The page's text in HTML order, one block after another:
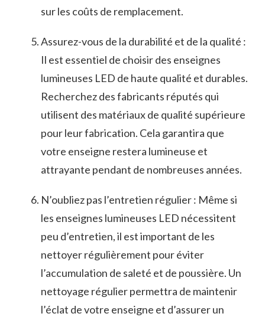
sur les coûts de remplacement.
Assurez-vous de la durabilité et de la​ qualité :
Il ⁣est essentiel de choisir des ‍enseignes
lumineuses LED de haute qualité et durables.
Recherchez des fabricants réputés qui
utilisent des matériaux de qualité supérieure
pour leur fabrication. Cela garantira ⁣que
‌votre enseigne restera‍ lumineuse et
attrayante pendant ⁢de nombreuses années.
N’oubliez pas l’entretien régulier : Même ‍si
les enseignes lumineuses LED nécessitent
peu d’entretien, ‍il est important de les
nettoyer régulièrement pour éviter
l’accumulation de saleté⁤ et de poussière. Un
nettoyage ‌régulier permettra de maintenir
l’éclat‍ de votre enseigne et d’assurer un